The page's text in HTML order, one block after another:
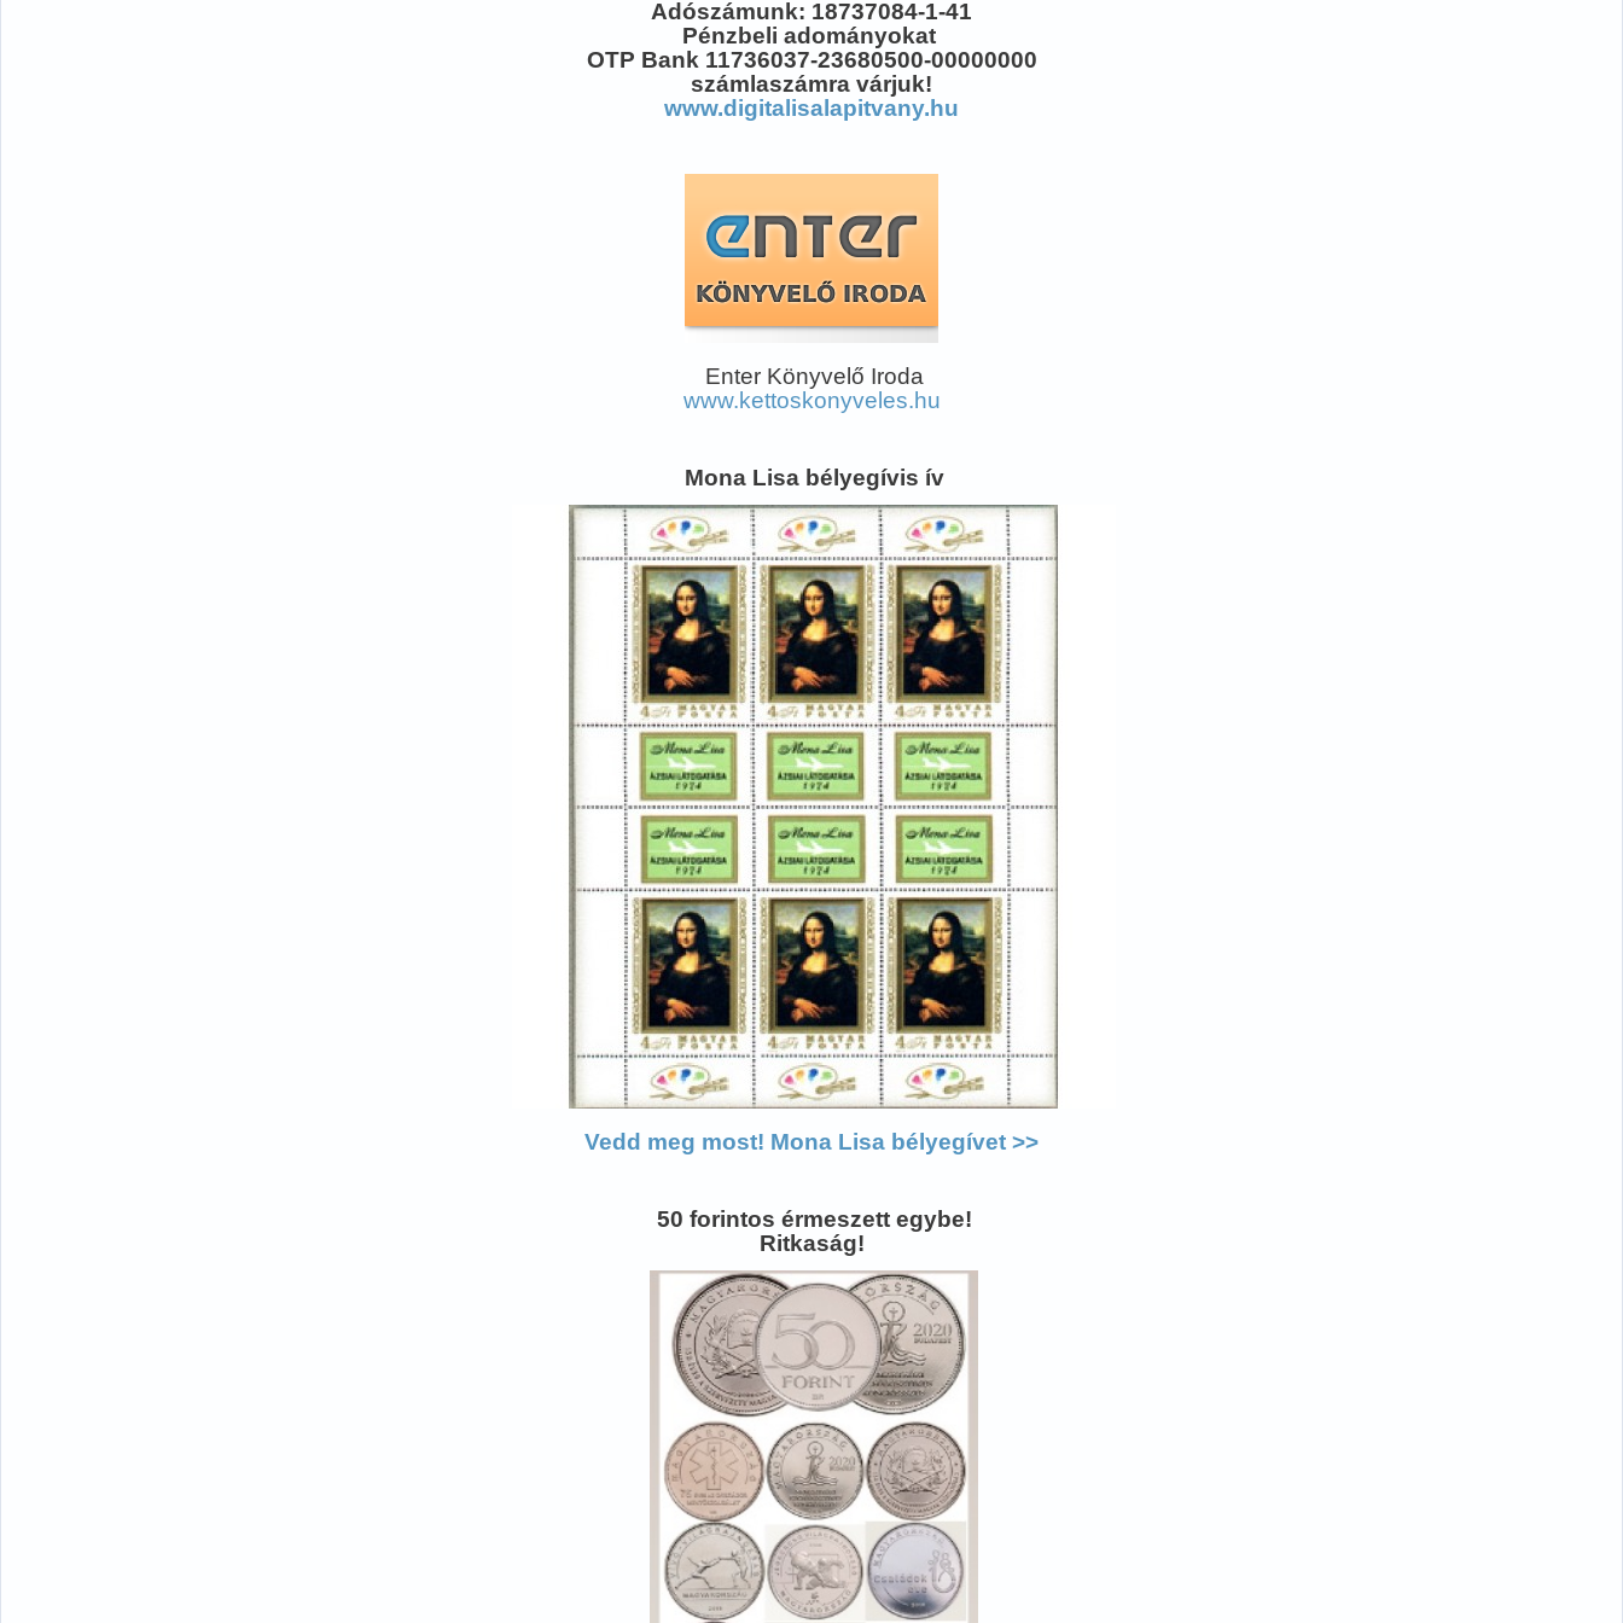
Adószámunk: 18737084-1-41
Pénzbeli adományokat
OTP Bank 11736037-23680500-00000000
számlaszámra várjuk!
www.digitalisalapitvany.hu
Enter Könyvelő Iroda
www.kettoskonyveles.hu
Mona Lisa bélyegívis ív
Vedd meg most! Mona Lisa bélyegívet >>
50 forintos érmeszett egybe!
Ritkaság!